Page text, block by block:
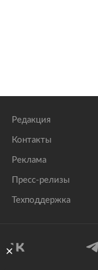
Редакция
Контакты
Реклама
Пресс-релизы
Техподдержка